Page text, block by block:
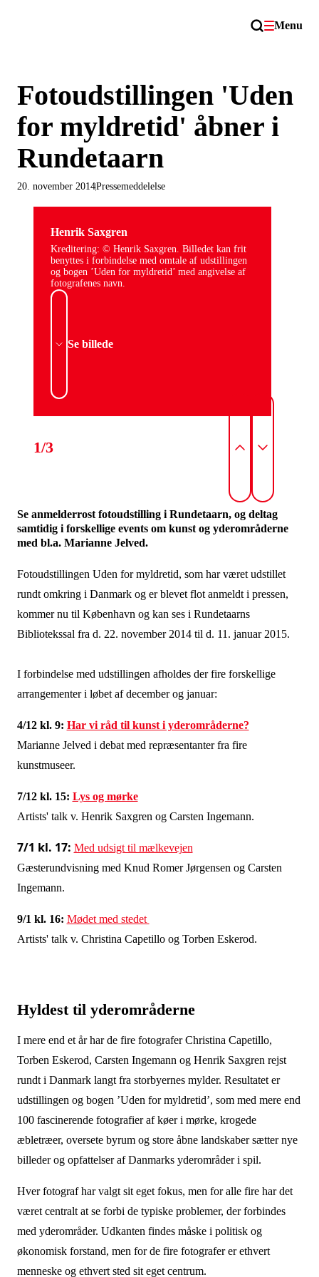
Menu
Fotoudstillingen 'Uden
for myldretid' åbner i
Rundetaarn
Pressemeddelelse
20. november 2014
Henrik Saxgren
Kreditering: © Henrik Saxgren. Billedet kan frit
benyttes i forbindelse med omtale af udstillingen
og bogen ’Uden for myldretid’ med angivelse af
fotografenes navn.
Se billede
1/3
Se anmelderrost fotoudstilling i Rundetaarn, og deltag
samtidig i forskellige events om kunst og yderområderne
med bl.a. Marianne Jelved.
Fotoudstillingen Uden for myldretid, som har været udstillet
rundt omkring i Danmark og er blevet flot anmeldt i pressen,
kommer nu til København og kan ses i Rundetaarns
Bibliotekssal fra d. 22. november 2014 til d. 11. januar 2015.
I forbindelse med udstillingen afholdes der fire forskellige
arrangementer i løbet af december og januar:
4/12 kl. 9: Har vi råd til kunst i yderområderne?
Marianne Jelved i debat med repræsentanter fra fire
kunstmuseer.
7/12 kl. 15: Lys og mørke
Artists' talk v. Henrik Saxgren og Carsten Ingemann.
7/1 kl. 17: Med udsigt til mælkevejen
Gæsterundvisning med Knud Romer Jørgensen og Carsten
Ingemann.
9/1 kl. 16: Mødet med stedet
Artists' talk v. Christina Capetillo og Torben Eskerod.
Hyldest til yderområderne
I mere end et år har de fire fotografer Christina Capetillo,
Torben Eskerod, Carsten Ingemann og Henrik Saxgren rejst
rundt i Danmark langt fra storbyernes mylder. Resultatet er
udstillingen og bogen ’Uden for myldretid’, som med mere end
100 fascinerende fotografier af køer i mørke, krogede
æbletræer, oversete byrum og store åbne landskaber sætter nye
billeder og opfattelser af Danmarks yderområder i spil.
Hver fotograf har valgt sit eget fokus, men for alle fire har det
været centralt at se forbi de typiske problemer, der forbindes
med yderområder. Udkanten findes måske i politisk og
økonomisk forstand, men for de fire fotografer er ethvert
menneske og ethvert sted sit eget centrum.